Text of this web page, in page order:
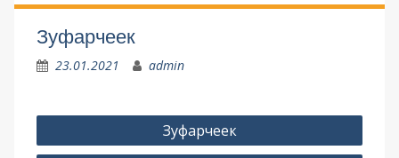
n
Зуфарчеек
23.01.2021 admin
P
o
Зуфарчеек